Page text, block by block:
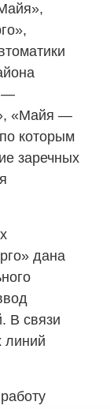
—
«Майя —
которым
заречных
дана
В связи
линий